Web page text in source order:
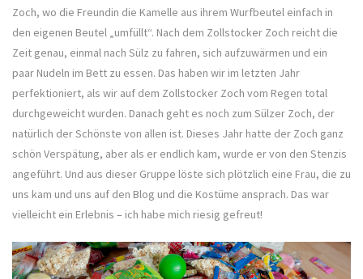
Zoch, wo die Freundin die Kamelle aus ihrem Wurfbeutel einfach in
den eigenen Beutel „umfüllt“. Nach dem Zollstocker Zoch reicht die
Zeit genau, einmal nach Sülz zu fahren, sich aufzuwärmen und ein
paar Nudeln im Bett zu essen. Das haben wir im letzten Jahr
perfektioniert, als wir auf dem Zollstocker Zoch vom Regen total
durchgeweicht wurden. Danach geht es noch zum Sülzer Zoch, der
natürlich der Schönste von allen ist. Dieses Jahr hatte der Zoch ganz
schön Verspätung, aber als er endlich kam, wurde er von den Stenzis
angeführt. Und aus dieser Gruppe löste sich plötzlich eine Frau, die zu
uns kam und uns auf den Blog und die Kostüme ansprach. Das war
vielleicht ein Erlebnis – ich habe mich riesig gefreut!